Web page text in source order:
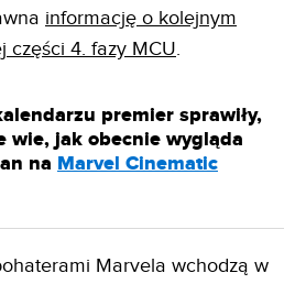
informację o kolejnym
części 4. fazy MCU.
premier sprawiły,
wie, jak obecnie wygląda
na Marvel Cinematic
Marvela wchodzą w